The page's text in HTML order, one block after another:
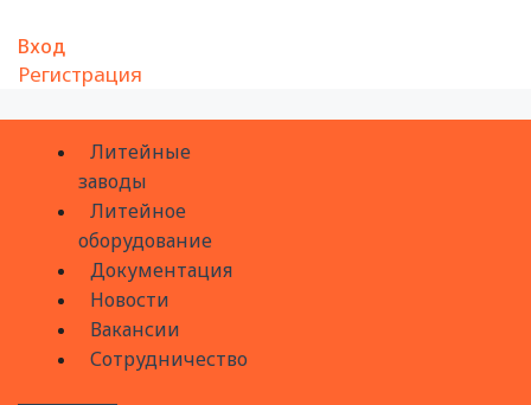
Вход
Регистрация
Литейные
заводы
Литейное
оборудование
Документация
Новости
Вакансии
Сотрудничество